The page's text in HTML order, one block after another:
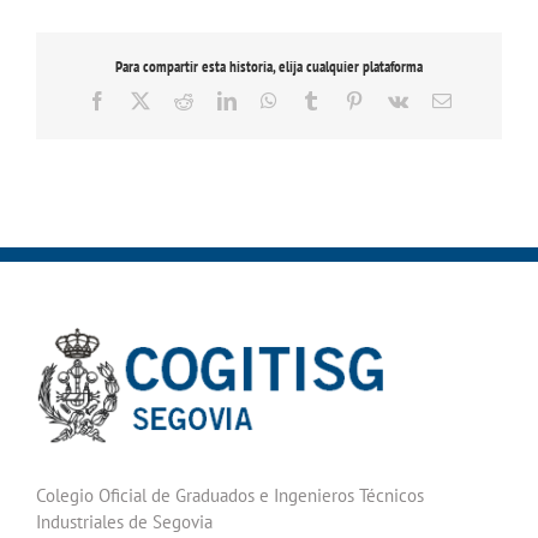
Para compartir esta historia, elija cualquier plataforma
Facebook RedditLinkedInWhatsApp
Tumblr Pinterest
Vk
Correo
Colegio Oficial de Graduados e Ingenieros Técnicos
Industriales de Segovia